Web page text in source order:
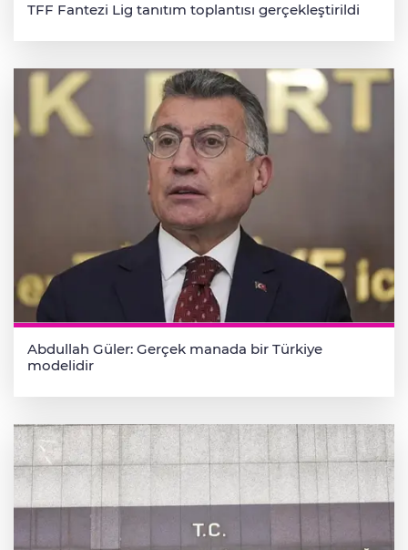
TFF Fantezi Lig tanıtım toplantısı gerçekleştirildi
Abdullah Güler: Gerçek manada bir Türkiye
modelidir